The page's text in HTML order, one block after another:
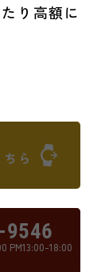
り高額に
ら
PM13:00-18:00